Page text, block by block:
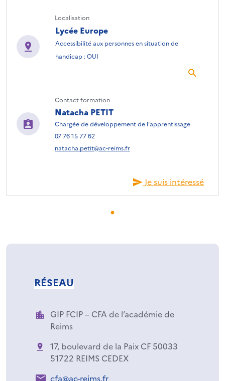
Localisation
Lycée Europe
Accessibilité aux personnes en situation de
handicap : OUI
Contact formation
Natacha PETIT
Chargée de développement de l’apprentissage
07 76 15 77 62
natacha.petit@ac-reims.fr
Je suis intéressé
RÉSEAU
GIP FCIP – CFA de l’académie de
Reims
17, boulevard de la Paix CF 50033
51722 REIMS CEDEX
cfa@ac-reims.fr